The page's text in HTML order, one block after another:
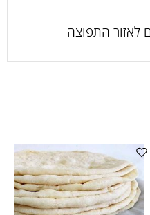
התפוצה